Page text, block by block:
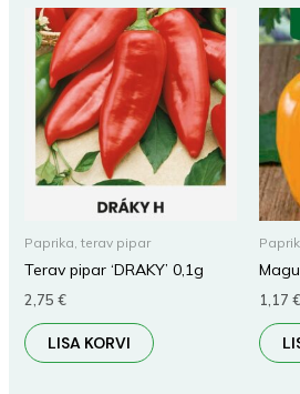
Paprika, terav pipar
Terav pipar ‘DRAKY’ 0,1g
2,75 €
LISA KORVI
1,17 €